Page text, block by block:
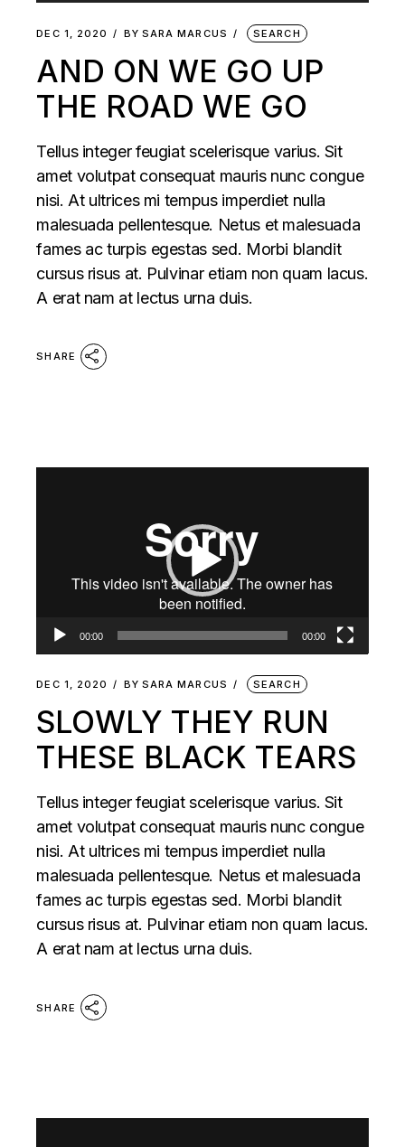
DEC 1, 2020 BY SARA MARCUS SEARCH
AND ON WE GO UP
THE ROAD WE GO
Tellus integer feugiat scelerisque varius. Sit
amet volutpat consequat mauris nunc congue
nisi. At ultrices mi tempus imperdiet nulla
malesuada pellentesque. Netus et malesuada
fames ac turpis egestas sed. Morbi blandit
cursus risus at. Pulvinar etiam non quam lacus.
A erat nam at lectus urna duis.
SHARE
00:00 00:00
DEC 1, 2020 BY SARA MARCUS SEARCH
SLOWLY THEY RUN
THESE BLACK TEARS
Tellus integer feugiat scelerisque varius. Sit
amet volutpat consequat mauris nunc congue
nisi. At ultrices mi tempus imperdiet nulla
malesuada pellentesque. Netus et malesuada
fames ac turpis egestas sed. Morbi blandit
cursus risus at. Pulvinar etiam non quam lacus.
A erat nam at lectus urna duis.
SHARE